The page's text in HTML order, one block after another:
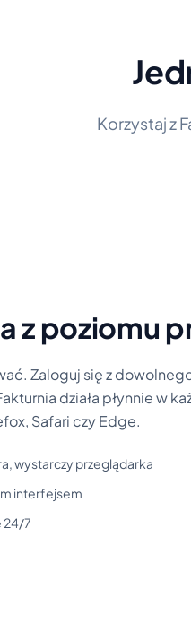
Korzystaj z
z poziomu
Zaloguj się z
działa płynnie w
Safari czy Edge.
wystarczy przeglądarka
interfejsem
24/7